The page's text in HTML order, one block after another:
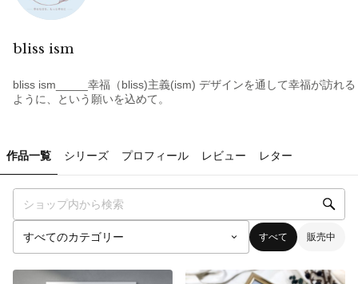
bliss ism
bliss ism_____幸福（bliss)主義(ism) デザインを通して幸福が訪れる
ように、という願いを込めて。
作品一覧 シリーズ プロフィール レビュー レター
すべて 販売中